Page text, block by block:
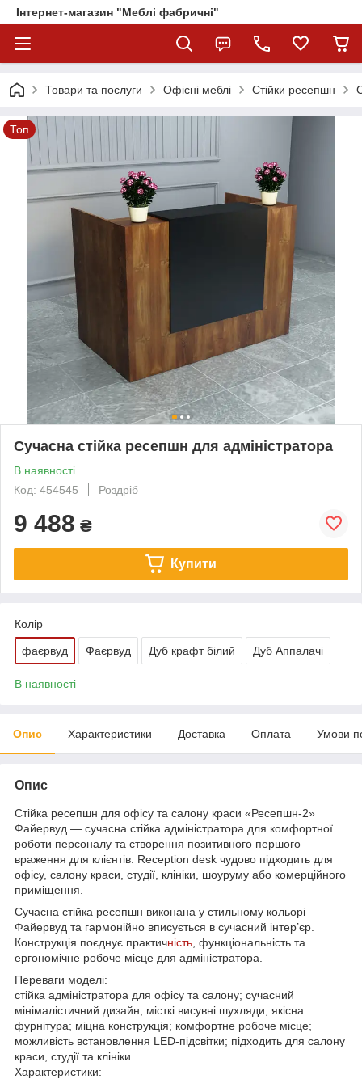
Інтернет-магазин "Меблі фабричні"
Товари та послуги Офісні меблі Стійки ресепшн
Топ
Сучасна стійка ресепшн для адміністратора
В наявності
Код: 454545
Роздріб
9 488 ₴
Купити
Колір
фаєрвуд Фаєрвуд Дуб крафт білий Дуб Аппалачі
В наявності
Опис Характеристики Доставка Оплата Умови
Опис
Стійка ресепшн для офісу та салону краси «Ресепшн-2»
Файервуд — сучасна стійка адміністратора для комфортної
роботи персоналу та створення позитивного першого
враження для клієнтів. Reception desk чудово підходить для
офісу, салону краси, студії, клініки, шоуруму або комерційного
приміщення.
Сучасна стійка ресепшн виконана у стильному кольорі
Файервуд та гармонійно вписується в сучасний інтер’єр.
Конструкція поєднує практичність , функціональність та
ергономічне робоче місце для адміністратора.
Переваги моделі:
стійка адміністратора для офісу та салону; сучасний
мінімалістичний дизайн; місткі висувні шухляди; якісна
фурнітура; міцна конструкція; комфортне робоче місце;
можливість встановлення LED-підсвітки; підходить для салону
краси, студії та клініки.
Характеристики: